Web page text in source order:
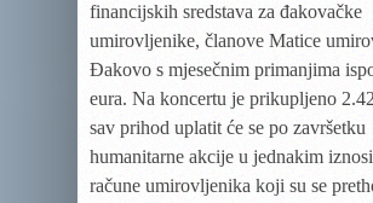
financijskih sredstava za đakovačke
umirovljenike, članove Matice
Đakovo s mjesečnim primanjima
eura. Na koncertu je prikupljeno
sav prihod uplatit će se po završetku
humanitarne akcije u jednakim
račune umirovljenika koji su se